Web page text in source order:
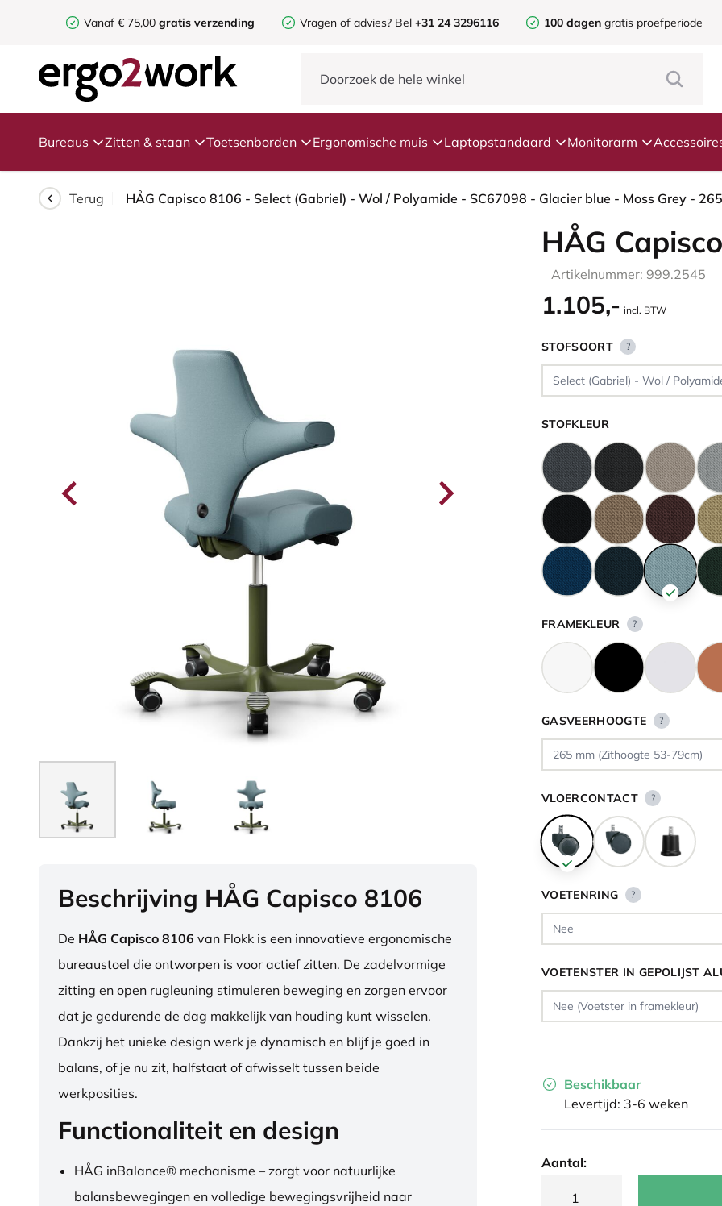
Vanaf € 75,00 gratis verzending Vragen of advies? Bel +31 24 3296116 100 dagen gratis proefperiode
Bureaus Zitten & staan Toetsenborden Ergonomische muis Laptopstandaard Monitorarm
Terug
Beschrijving HÅG Capisco 8106
De HÅG Capisco 8106 van Flokk is een innovatieve ergonomische
bureaustoel die ontworpen is voor actief zitten. De zadelvormige
zitting en open rugleuning stimuleren beweging en zorgen ervoor
dat je gedurende de dag makkelijk van houding kunt wisselen.
Dankzij het unieke design werk je dynamisch en blijf je goed in
balans, of je nu zit, halfstaat of afwisselt tussen beide
werkposities.
Functionaliteit en design
HÅG inBalance® mechanisme – zorgt voor natuurlijke
balansbewegingen en volledige bewegingsvrijheid naar
HÅG
Artikelnummer: 999.2545
1.105,- incl. BTW
STOFSOORT ?
STOFKLEUR
FRAMEKLEUR ?
GASVEERHOOGTE ?
VLOERCONTACT ?
VOETENRING ?
VOETENSTER IN GEPOLIJST
Beschikbaar
Levertijd: 3-6 weken
Aantal: